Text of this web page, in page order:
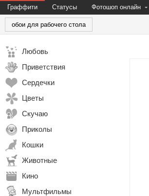
Граффити Статусы Фотошоп онлайн
обои для рабочего стола
Любовь
Приветствия
Сердечки
Цветы
Скучаю
Приколы
Кошки
Животные
Кино
Мультфильмы